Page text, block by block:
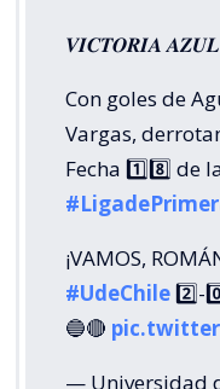
𝑽𝑰𝑪𝑻𝑶𝑹𝑰𝑨
Con goles de
Vargas,
Fecha 1️⃣8️⃣ de
¡VAMOS,
#UdeChile2️⃣-
🔵🔴
— Universidad